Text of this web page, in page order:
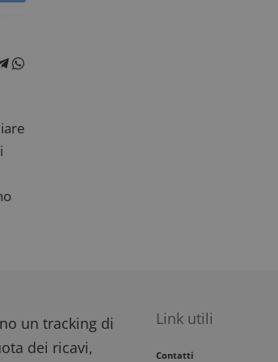
un tracking di
dei ricavi,
Link utili
Contatti
interna dall'operatore
le prestazioni del sito.